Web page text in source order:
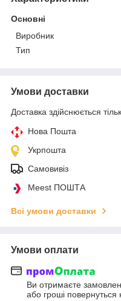
Основні
Виробник
Тип
Умови доставки
Доставка здійснюється
Нова Пошта
Укрпошта
Самовивіз
Meest ПОШТА
Всі умови доставки
Умови оплати
Ви отримаєте
або гроші повернуться